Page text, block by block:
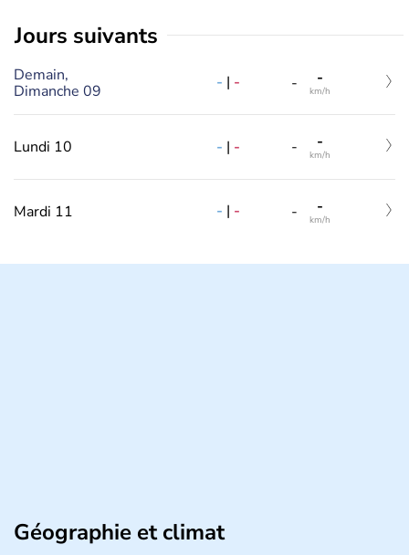
jours suivants
Demain,
Dimanche 09
- | - - -
km/h
Lundi 10 - | - - -
km/h
Mardi 11 - | - - -
km/h
Géographie et climat